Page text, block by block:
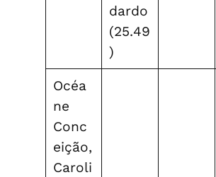
dardo
(25.49
)
Océa
ne
Conc
eição,
Caroli